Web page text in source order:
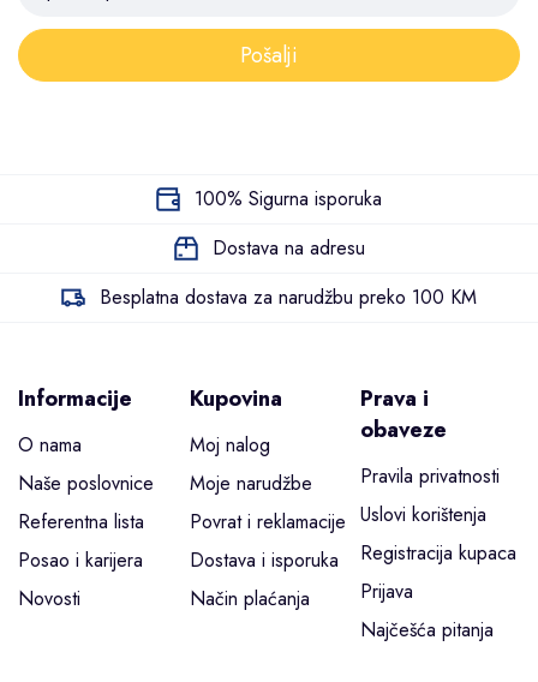
Pošalji
100% Sigurna isporuka
Dostava na adresu
Besplatna dostava za narudžbu preko 100 KM
Informacije
O nama
Naše poslovnice
Referentna lista
Posao i karijera
Novosti
Kupovina
Moj nalog
Moje narudžbe
Povrat i reklamacije
Dostava i isporuka
Način plaćanja
Prava i
obaveze
Pravila privatnosti
Uslovi korištenja
Registracija kupaca
Prijava
Najčešća pitanja